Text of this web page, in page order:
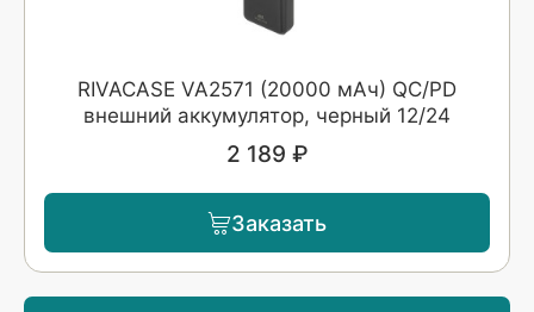
RIVACASE VA2571 (20000 мАч) QC/PD
внешний аккумулятор, черный 12/24
2 189 ₽
Заказать